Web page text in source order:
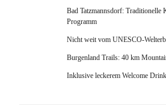
Bad Tatzmannsdorf: Traditionelle
Programm
Nicht weit vom UNESCO-
Burgenland Trails: 40 km
Inklusive leckerem Welcome